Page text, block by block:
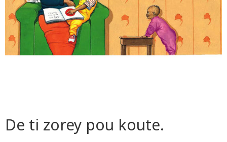
De ti zorey pou koute.